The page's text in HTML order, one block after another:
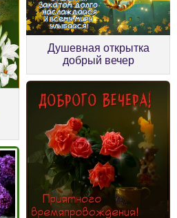
Душевная открытка
добрый вечер